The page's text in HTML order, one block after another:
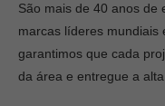
São mais de 40 anos de
marcas líderes mundiais
garantimos que cada
da área e entregue a